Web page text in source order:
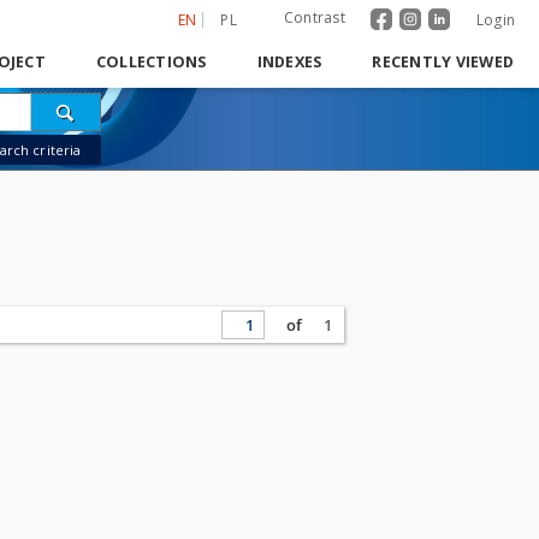
EN PL Contrast Login
COLLECTIONS INDEXES RECENTLY VIEWED
criteria
of 1